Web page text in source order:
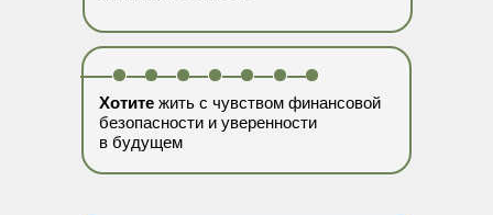
Хотите жить с чувством финансовой
безопасности и уверенности
в будущем